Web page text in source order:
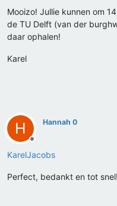
Mooizo! Jullie kunnen om
de TU Delft (van der
daar ophalen!
Karel
H
Offline
Hannah 0
KarelJacobs
Perfect, bedankt en tot snel!